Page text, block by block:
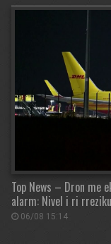
Top News – Dron me
alarm: Nivel i ri
06/08 15:14